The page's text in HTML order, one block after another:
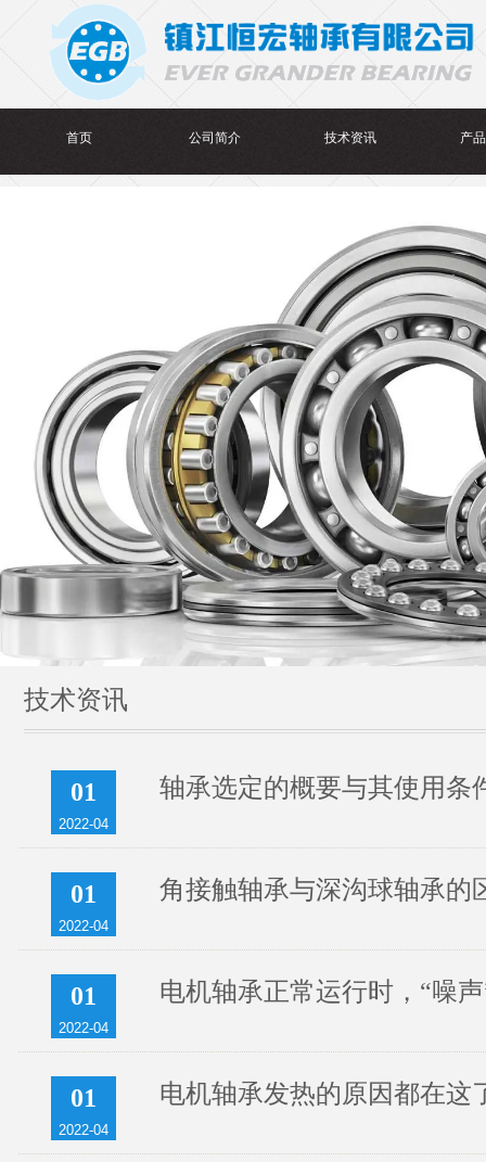
首页 公司简介 技术资讯 产
技术资讯
01
2022-04
轴承选定的概要与其使用条
01
2022-04
角接触轴承与深沟球轴承的
01
2022-04
电机轴承正常运行时，“噪
01
2022-04
电机轴承发热的原因都在这